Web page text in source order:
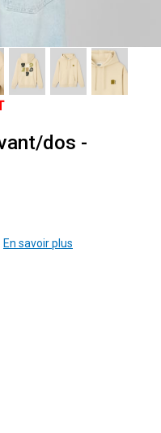
dos -
En savoir plus